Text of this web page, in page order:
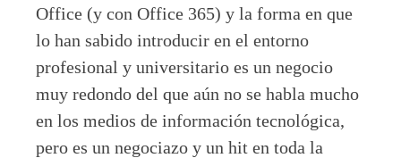
Office (y con Office 365) y la forma en que
lo han sabido introducir en el entorno
profesional y universitario es un negocio
muy redondo del que aún no se habla mucho
en los medios de información tecnológica,
pero es un negociazo y un hit en toda la